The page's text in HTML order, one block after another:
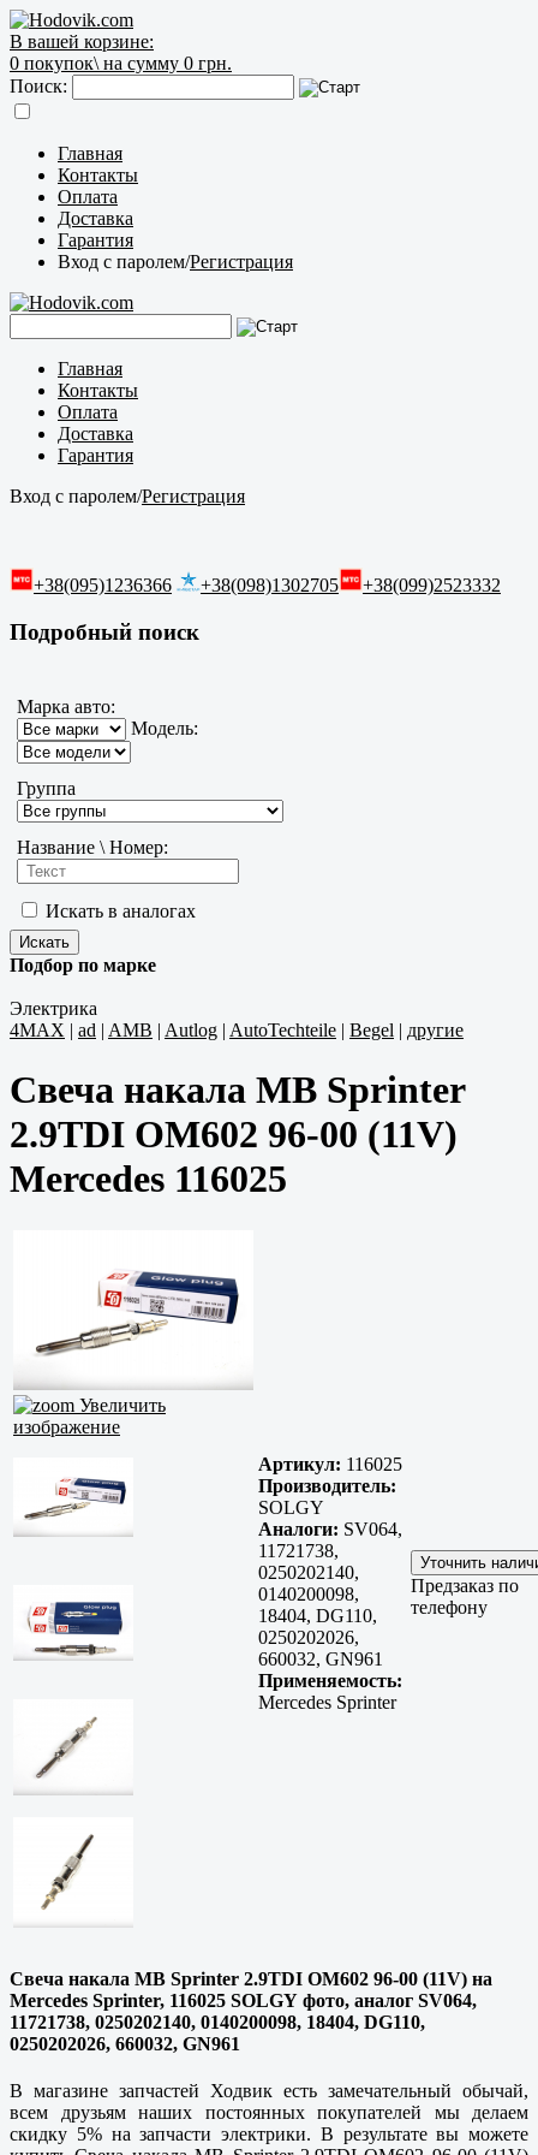
В вашей корзине:
0 покупок\ на сумму 0 грн.
Поиск:
Главная
Контакты
Оплата
Доставка
Гарантия
Вход с паролем/Регистрация
Главная
Контакты
Оплата
Доставка
Гарантия
Вход с паролем/Регистрация
+38(095)1236366 +38(098)1302705 +38(099)2523332
Подробный поиск
Марка авто:
Модель:
Группа
Название \ Номер:
Искать в аналогах
Подбор по марке
Электрика
4MAX | ad | AMB | Autlog | AutoTechteile | Begel | другие
Свеча накала MB Sprinter
2.9TDI OM602 96-00 (11V)
Mercedes 116025
Увеличить
изображение
Артикул: 116025
Производитель:
SOLGY
Аналоги: SV064,
11721738,
0250202140,
0140200098,
18404, DG110,
0250202026,
660032, GN961
Применяемость:
Mercedes Sprinter
Предзаказ по
телефону
Свеча накала MB Sprinter 2.9TDI OM602 96-00 (11V) на
Mercedes Sprinter, 116025 SOLGY фото, аналог SV064,
11721738, 0250202140, 0140200098, 18404, DG110,
0250202026, 660032, GN961
В магазине запчастей Ходвик есть замечательный обычай,
всем друзьям наших постоянных покупателей мы делаем
скидку 5% на запчасти электрики. В результате вы можете